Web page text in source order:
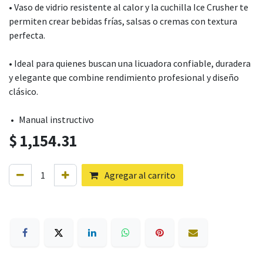
• Vaso de vidrio resistente al calor y la cuchilla Ice Crusher te
permiten crear bebidas frías, salsas o cremas con textura
perfecta.
• Ideal para quienes buscan una licuadora confiable, duradera
y elegante que combine rendimiento profesional y diseño
clásico.
• ​Manual instructivo
$1,154.31
Agregar al carrito